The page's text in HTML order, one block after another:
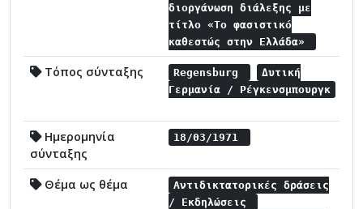
διοργάνωση διάλεξης με
τίτλο «Το φασιστικό
καθεστώς στην Ελλάδα»
Τόπος σύνταξης Regensburg
Δυτική
Γερμανία / Ρέγκενσμπουργκ
Ημερομηνία
σύνταξης
18/03/1971
Θέμα ως θέμα
Αντιδικτατορικές δράσεις
/ Εκδηλώσεις